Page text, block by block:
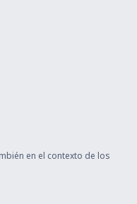
en el contexto de los